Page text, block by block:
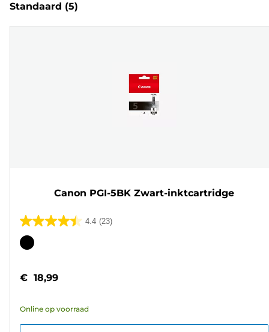
Standaard (5)
Canon PGI-5BK Zwart-inktcartridge
4.4 (23)
4.4
van
sterren.
beoordelingen
Kleurencartridge
€ 18,99
Online op voorraad